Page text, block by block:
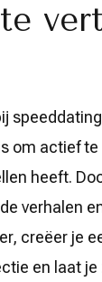
om actief
heeft.
verhalen
creëer je
en laat je